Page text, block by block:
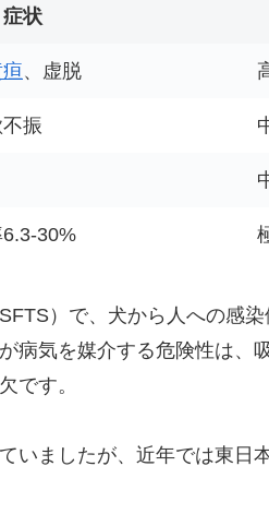
症状
、虚脱
振
30%
）で、犬から人への感
病気を媒介する危険性は、
です。
いましたが、近年では東日